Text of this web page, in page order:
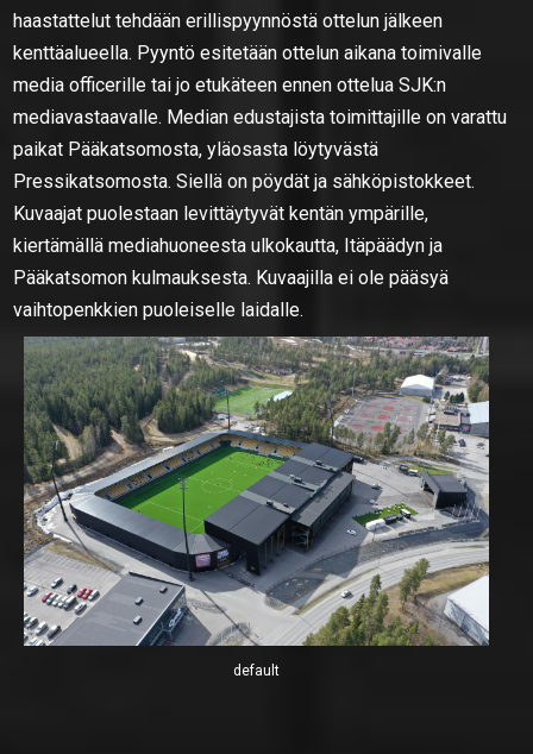
haastattelut tehdään erillispyynnöstä ottelun jälkeen
kenttäalueella. Pyyntö esitetään ottelun aikana toimivalle
media officerille tai jo etukäteen ennen ottelua SJK:n
mediavastaavalle. Median edustajista toimittajille on varattu
paikat Pääkatsomosta, yläosasta löytyvästä
Pressikatsomosta. Siellä on pöydät ja sähköpistokkeet.
Kuvaajat puolestaan levittäytyvät kentän ympärille,
kiertämällä mediahuoneesta ulkokautta, Itäpäädyn ja
Pääkatsomon kulmauksesta. Kuvaajilla ei ole pääsyä
vaihtopenkkien puoleiselle laidalle.
default